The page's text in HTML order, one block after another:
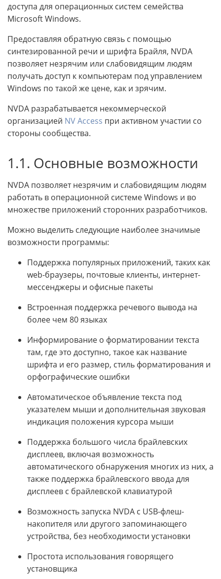
доступа для операционных систем семейства
Microsoft Windows.
Предоставляя обратную связь с помощью
синтезированной речи и шрифта Брайля, NVDA
позволяет незрячим или слабовидящим людям
получать доступ к компьютерам под управлением
Windows по такой же цене, как и зрячим.
NVDA разрабатывается некоммерческой
организацией NV Access при активном участии со
стороны сообщества.
1.1. Основные возможности
NVDA позволяет незрячим и слабовидящим людям
работать в операционной системе Windows и во
множестве приложений сторонних разработчиков.
Можно выделить следующие наиболее значимые
возможности программы:
Поддержка популярных приложений, таких как
web-браузеры, почтовые клиенты, интернет-
мессенджеры и офисные пакеты
Встроенная поддержка речевого вывода на
более чем 80 языках
Информирование о форматировании текста
там, где это доступно, такое как название
шрифта и его размер, стиль форматирования и
орфографические ошибки
Автоматическое объявление текста под
указателем мыши и дополнительная звуковая
индикация положения курсора мыши
Поддержка большого числа брайлевских
дисплеев, включая возможность
автоматического обнаружения многих из них, а
также поддержка брайлевского ввода для
дисплеев с брайлевской клавиатурой
Возможность запуска NVDA с USB-флеш-
накопителя или другого запоминающего
устройства, без необходимости установки
Простота использования говорящего
установщика